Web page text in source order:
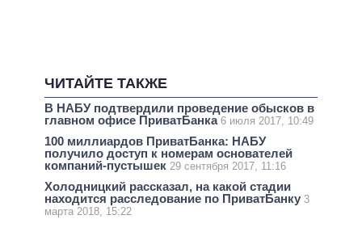
ЧИТАЙТЕ ТАКЖЕ
В НАБУ подтвердили проведение обысков в
главном офисе ПриватБанка 6 июля 2017, 10:49
100 миллиардов ПриватБанка: НАБУ
получило доступ к номерам основателей
компаний-пустышек 29 сентября 2017, 11:16
Холодницкий рассказал, на какой стадии
находится расследование по ПриватБанку 3
марта 2018, 15:22